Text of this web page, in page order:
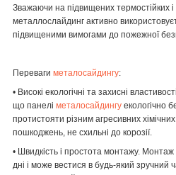
Зважаючи на підвищених термостійких і
металлослайдинг активно
підвищеними вимогами до пожежної
Переваги металосайдингу:
• Високі екологічні та захисні
що панелі металосайдингу екологічно
протистояти різним агресивних
пошкоджень, не схильні до корозії.
• Швидкість і простота монтажу.
дні і може вестися в будь-який